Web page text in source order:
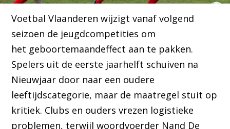
Voetbal Vlaanderen wijzigt vanaf volgend
seizoen de jeugdcompetities om
het geboortemaandeffect aan te pakken.
Spelers uit de eerste jaarhelft schuiven na
Nieuwjaar door naar een oudere
leeftijdscategorie, maar de maatregel stuit op
kritiek. Clubs en ouders vrezen logistieke
problemen, terwijl woordvoerder Nand De